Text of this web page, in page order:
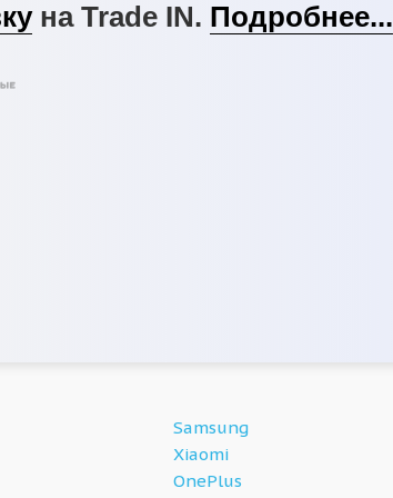
на Trade IN. Подробнее...
Samsung
Xiaomi
OnePlus